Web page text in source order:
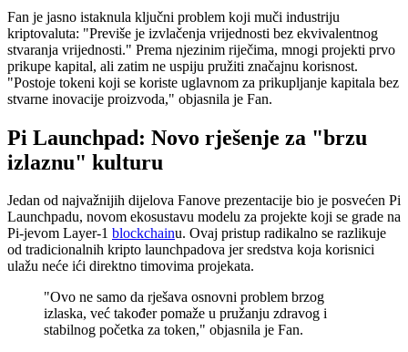
Fan je jasno istaknula ključni problem koji muči industriju
kriptovaluta: "Previše je izvlačenja vrijednosti bez ekvivalentnog
stvaranja vrijednosti." Prema njezinim riječima, mnogi projekti prvo
prikupe kapital, ali zatim ne uspiju pružiti značajnu korisnost.
"Postoje tokeni koji se koriste uglavnom za prikupljanje kapitala bez
stvarne inovacije proizvoda," objasnila je Fan.
Pi Launchpad: Novo rješenje za "brzu
izlaznu" kulturu
Jedan od najvažnijih dijelova Fanove prezentacije bio je posvećen Pi
Launchpadu, novom ekosustavu modelu za projekte koji se grade na
Pi-jevom Layer-1 blockchainu. Ovaj pristup radikalno se razlikuje
od tradicionalnih kripto launchpadova jer sredstva koja korisnici
ulažu neće ići direktno timovima projekata.
"Ovo ne samo da rješava osnovni problem brzog
izlaska, već također pomaže u pružanju zdravog i
stabilnog početka za token," objasnila je Fan.